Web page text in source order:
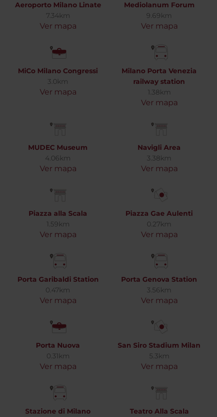
Aeroporto Milano Linate
7.34km
Ver mapa
Mediolanum Forum
9.69km
Ver mapa
MiCo Milano Congressi
3.0km
Ver mapa
Milano Porta Venezia
railway station
1.38km
Ver mapa
MUDEC Museum
4.06km
Ver mapa
Navigli Area
3.38km
Ver mapa
Piazza alla Scala
1.59km
Ver mapa
Piazza Gae Aulenti
0.27km
Ver mapa
Porta Garibaldi Station
0.47km
Ver mapa
Porta Genova Station
3.56km
Ver mapa
Porta Nuova
0.31km
Ver mapa
San Siro Stadium Milan
5.3km
Ver mapa
Stazione di Milano
Teatro Alla Scala